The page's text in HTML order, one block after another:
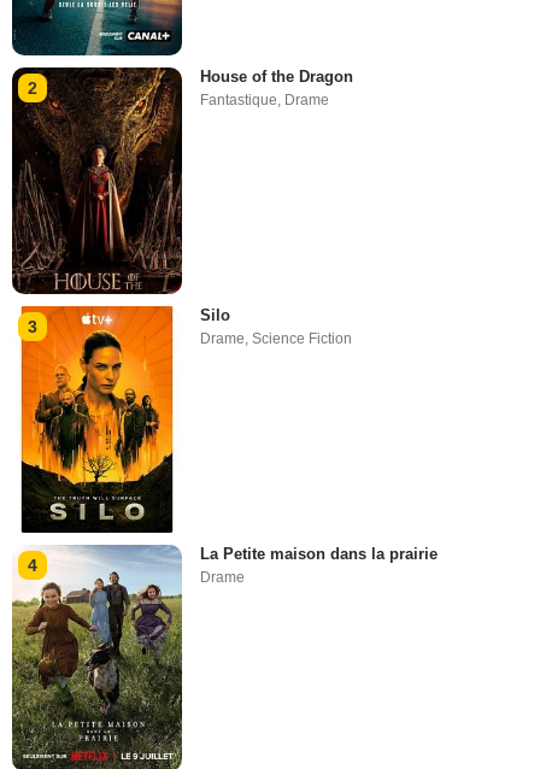
2
House of the Dragon
Fantastique Drame
3
Silo
Drame,Science Fiction
4
La Petite maison dans la prairie
Drame